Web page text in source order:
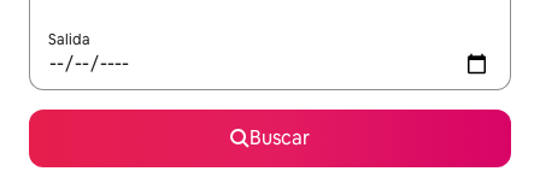
Salida
Buscar